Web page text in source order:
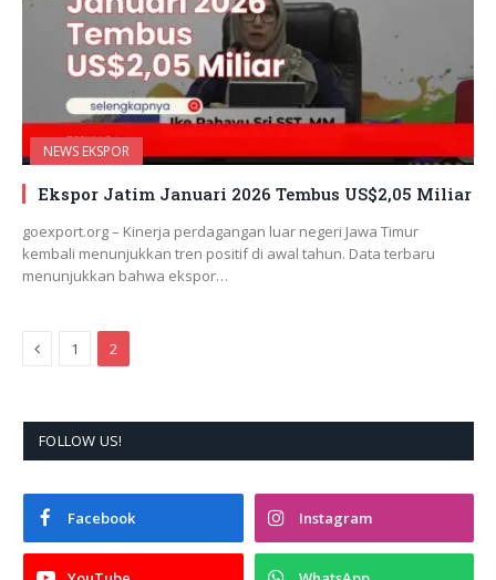
NEWS EKSPOR
Ekspor Jatim Januari 2026 Tembus US$2,05 Miliar
goexport.org – Kinerja perdagangan luar negeri Jawa Timur
kembali menunjukkan tren positif di awal tahun. Data terbaru
menunjukkan bahwa ekspor…
Previous
1 2
FOLLOW US!
Facebook Instagram